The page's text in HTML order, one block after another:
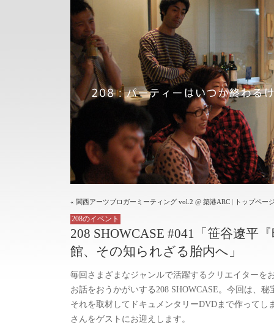
« 関西アーツブロガーミーティング vol.2 @ 築港ARC | トップペー
208のイベント
208 SHOWCASE #041「笹谷遼平
館、その知られざる胎内へ」
毎回さまざまなジャンルで活躍するクリエイターを
お話をおうかがいする208 SHOWCASE。今回は、
それを取材してドキュメンタリーDVDまで作ってし
さんをゲストにお迎えします。